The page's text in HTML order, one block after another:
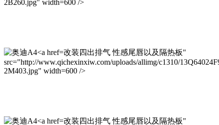
2B260.jpg" width=600 />
改装四出排气 性感尾唇以及隔热板"
src="http://www.qichexinxiw.com/uploads/allimg/c1310/
2M403.jpg" width=600 />
改装四出排气 性感尾唇以及隔热板"